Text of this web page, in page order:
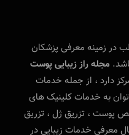
در زمینه معرفی پزشکان
مجله راز زیبایی پوست
دارد ، از جمله خدمات
به خدمات کلینیک های
پوست ، تزریق ژل ، تزریق
معرفی خدمات زیبایی در